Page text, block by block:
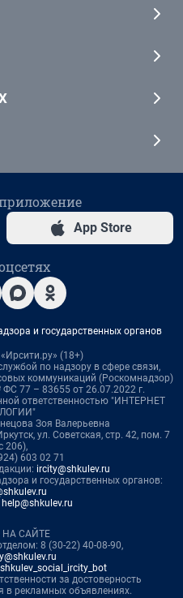
App Store
и государственных органов
(18+)
по надзору в сфере связи,
коммуникаций (Роскомнадзор)
77 – 83655 от 26.07.2022 г.
ответственностью "ИНТЕРНЕТ
Зоя Валерьевна
ул. Советская, стр. 42, пом. 7
206),
603 02 71
ircity@shkulev.ru
и государственных органов:
help@shkulev.ru
САЙТЕ
8 (30-22) 40-08-90,
за достоверность
рекламных объявлениях.